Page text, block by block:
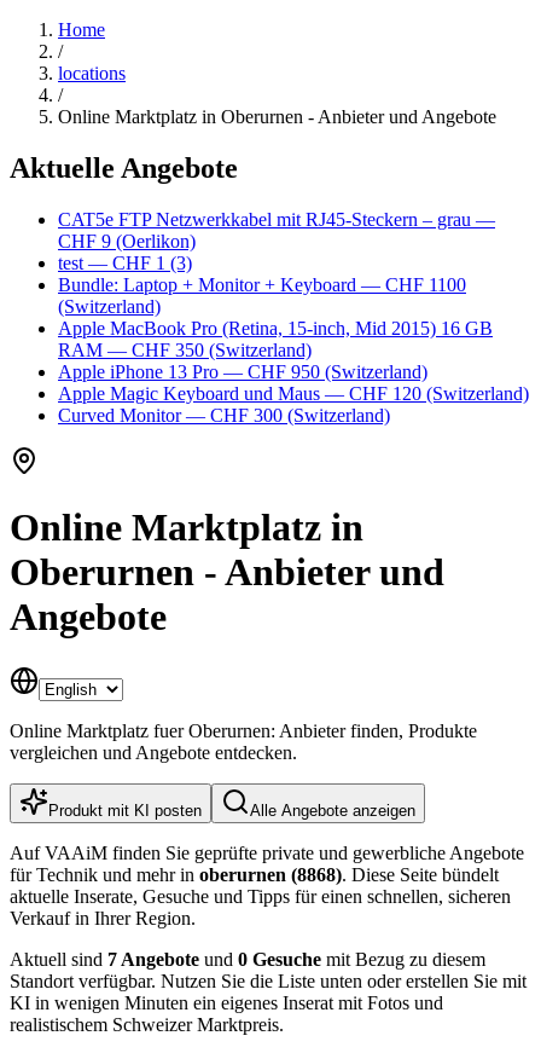
Home
/
locations
/
Online Marktplatz in Oberurnen - Anbieter und Angebote
Aktuelle Angebote
CAT5e FTP Netzwerkkabel mit RJ45-Steckern – grau —
CHF 9 (Oerlikon)
test — CHF 1 (3)
Bundle: Laptop + Monitor + Keyboard — CHF 1100
(Switzerland)
Apple MacBook Pro (Retina, 15-inch, Mid 2015) 16 GB
RAM — CHF 350 (Switzerland)
Apple iPhone 13 Pro — CHF 950 (Switzerland)
Apple Magic Keyboard und Maus — CHF 120 (Switzerland)
Curved Monitor— CHF 300 (Switzerland)
Online Marktplatz in
Oberurnen - Anbieter und
Angebote
Online Marktplatz fuer Oberurnen: Anbieter finden, Produkte
vergleichen und Angebote entdecken.
Produkt mit KI posten Alle Angebote anzeigen
Auf VAAiM finden Sie geprüfte private und gewerbliche Angebote
für Technik und mehr in oberurnen (8868). Diese Seite bündelt
aktuelle Inserate, Gesuche und Tipps für einen schnellen, sicheren
Verkauf in Ihrer Region.
Aktuell sind 7 Angebote und 0 Gesuche mit Bezug zu diesem
Standort verfügbar. Nutzen Sie die Liste unten oder erstellen Sie mit
KI in wenigen Minuten ein eigenes Inserat mit Fotos und
realistischem Schweizer Marktpreis.